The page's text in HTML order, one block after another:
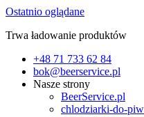
Ostatnio oglądane
Trwa ładowanie produktów
+48 71 733 62 84
bok@beerservice.pl
Nasze strony
BeerService.pl
chlodziarki-do-